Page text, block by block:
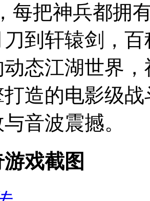
每把神兵都拥
到轩辕剑，
态江湖世界
造的电影级
音波震撼。
戏截图